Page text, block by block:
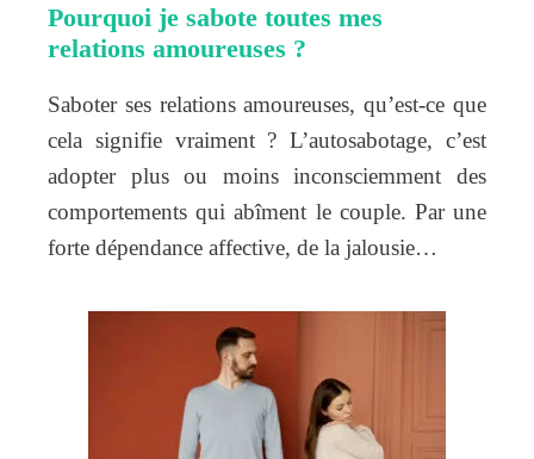
Pourquoi je sabote toutes mes
relations amoureuses ?
Saboter ses relations amoureuses, qu’est-ce que
cela signifie vraiment ? L’autosabotage, c’est
adopter plus ou moins inconsciemment des
comportements qui abîment le couple. Par une
forte dépendance affective, de la jalousie…